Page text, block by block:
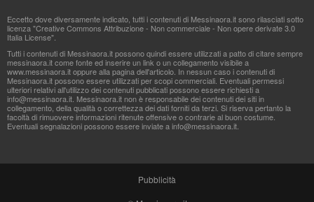
Eccetto dove diversamente indicato, tutti i contenuti di Messinaora.it sono rilasciati sotto
licenza "Creative Commons Attribuzione - Non commerciale - Non opere derivate 3.0
Italia License".
Tutti i contenuti di Messinaora.it possono quindi essere utilizzati a patto di citare sempre
messinaora.it come fonte ed inserire un link o un collegamento visibile a
www.messinaora.it oppure alla pagina dell'articolo. In nessun caso i contenuti di
Messinaora.it possono essere utilizzati per scopi commerciali. Eventuali permessi
ulteriori relativi all'utilizzo dei contenuti pubblicati possono essere richiesti a
info@messinaora.it . Messinaora.it non è responsabile dei contenuti dei siti in
collegamento, della qualità o correttezza dei dati forniti da terzi. Si riserva pertanto la
facoltà di rimuovere informazioni ritenute offensive o contrarie al buon costume.
Eventuali segnalazioni possono essere inviate ainfo@messinaora.it
Pubblicità